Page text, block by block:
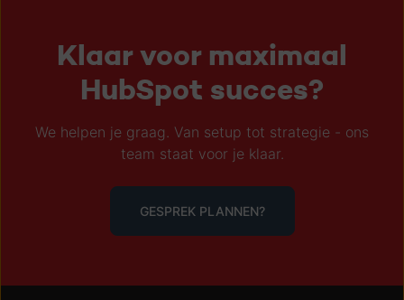
Klaar voor maximaal
HubSpot succes?
We helpen je graag. Van setup tot strategie - ons
team staat voor je klaar.
GESPREK PLANNEN?